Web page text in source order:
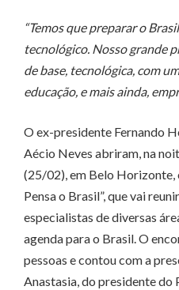
“Temos que preparar o
tecnológico. Nosso grande
de base, tecnológica, com
educação, e mais ainda,
O ex-presidente Fernando
Aécio Neves abriram, na
(25/02), em Belo Horizonte,
Pensa o Brasil”, que vai
especialistas de diversas
agenda para o Brasil. O
pessoas e contou com a
Anastasia, do presidente do